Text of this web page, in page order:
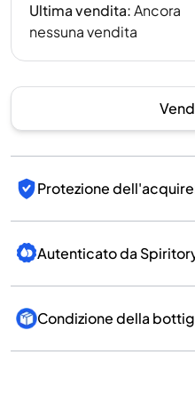
Ultima vendita:Ancora
nessuna vendita
Protezione
Autenticato da
Condizione della